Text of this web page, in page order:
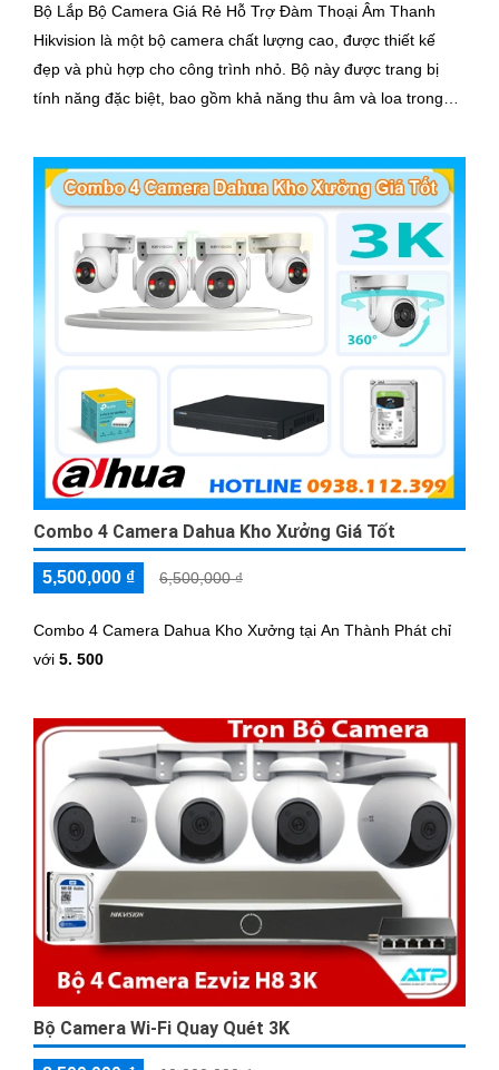
Bộ Lắp Bộ Camera Giá Rẻ Hỗ Trợ Đàm Thoại Âm Thanh
Hikvision là một bộ camera chất lượng cao, được thiết kế
đẹp và phù hợp cho công trình nhỏ. Bộ này được trang bị
tính năng đặc biệt, bao gồm khả năng thu âm và loa trong
Combo 4 Camera Dahua Kho Xưởng Giá Tốt
5,500,000 ₫ 6,500,000 ₫
Combo 4 Camera Dahua Kho Xưởng tại An Thành Phát chỉ
với 5. 500
Bộ Camera Wi-Fi Quay Quét 3K